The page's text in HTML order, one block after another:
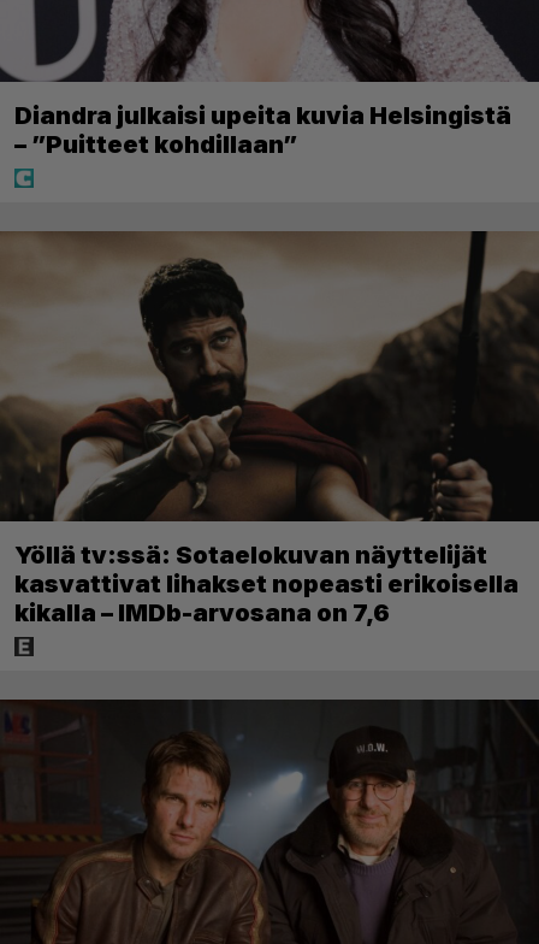
Diandra julkaisi upeita kuvia Helsingistä
– ”Puitteet kohdillaan”
Yöllä tv:ssä: Sotaelokuvan näyttelijät
kasvattivat lihakset nopeasti erikoisella
kikalla – IMDb-arvosana on 7,6